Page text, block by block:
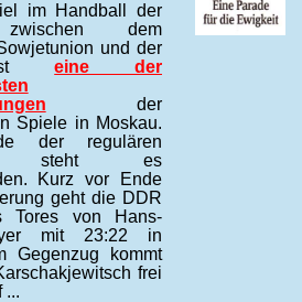
im Handball der
dem
und der
isteine der
der
Spiele in Moskau.
der regulären
steht es
Kurz vor Ende
geht die DDR
Tores von Hans-
mit 23:22 in
Gegenzug kommt
frei
...